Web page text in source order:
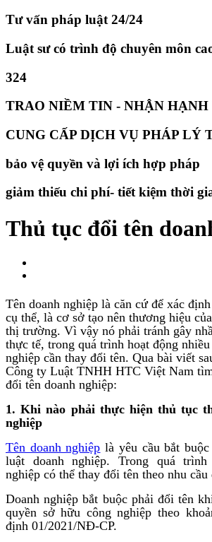
Tư vấn pháp luật 24/24
Luật sư có trình độ chuyên môn
324
TRAO NIỀM TIN - NHẬN HẠNH
CUNG CẤP DỊCH VỤ PHÁP LÝ
bảo vệ quyền và lợi ích hợp pháp
giảm thiếu chi phí- tiết kiệm thời
Thủ tục đổi tên
Tên doanh nghiệp là căn cứ để xác
cụ thể, là cơ sở tạo nên thương hiệu
thị trường. Vì vậy nó phải tránh gây
thực tế, trong quá trình hoạt động
nghiệp cần thay đổi tên. Qua bài viết
Công ty Luật TNHH HTC Việt Nam
đổi tên doanh nghiệp:
1.Khi nào phải thực hiện thủ tục
nghiệp
Tên doanh nghiệp là yêu cầu bắt
luật doanh nghiệp. Trong quá trình
nghiệp có thể thay đổi tên theo nhu cầu
Doanh nghiệp bắt buộc phải đổi tên
quyền sở hữu công nghiệp theo
định 01/2021/NĐ-CP.